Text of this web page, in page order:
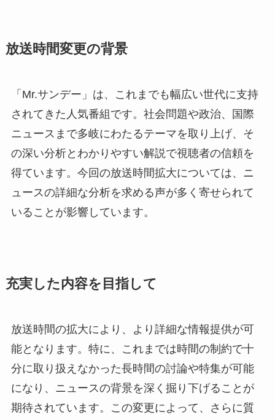
放送時間変更の背景
「Mr.サンデー」は、これまでも幅広い世代に支持
されてきた人気番組です。社会問題や政治、国際
ニュースまで多岐にわたるテーマを取り上げ、そ
の深い分析とわかりやすい解説で視聴者の信頼を
得ています。今回の放送時間拡大については、ニ
ュースの詳細な分析を求める声が多く寄せられて
いることが影響しています。
充実した内容を目指して
放送時間の拡大により、より詳細な情報提供が可
能となります。特に、これまでは時間の制約で十
分に取り扱えなかった長時間の討論や特集が可能
になり、ニュースの背景を深く掘り下げることが
期待されています。この変更によって、さらに質